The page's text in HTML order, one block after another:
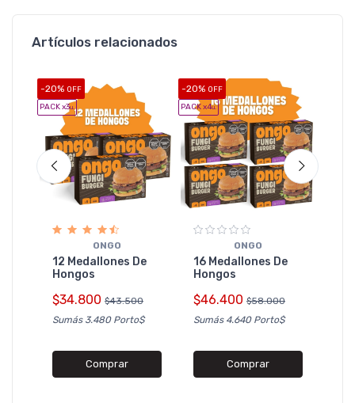
Artículos relacionados
-20% OFF
PACK x3u.
ONGO
12 Medallones De
Hongos
$34.800 $43.500
Sumás 3.480 Porto$
Comprar
-20% OFF
PACK x4u.
ONGO
16 Medallones De
Hongos
$46.400 $58.000
Sumás 4.640 Porto$
Comprar